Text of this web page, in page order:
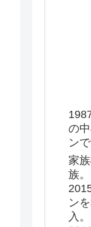
の
ンで
家
族。
ン
入。